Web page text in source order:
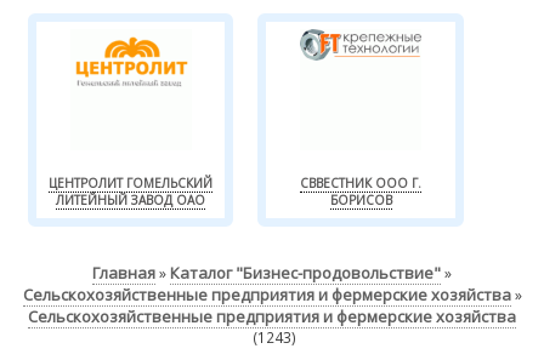
ЦЕНТРОЛИТ ГОМЕЛЬСКИЙ
ЛИТЕЙНЫЙ ЗАВОД ОАО
СВВЕСТНИК ООО Г.
БОРИСОВ
Главная» Каталог "Бизнес-продовольствие"»
Сельскохозяйственные предприятия и фермерские хозяйства»
Сельскохозяйственные предприятия и фермерские хозяйства
(1243)